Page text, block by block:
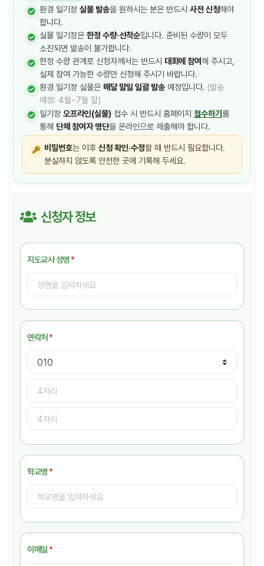
환경 일기장 실물 발송을 원하시는 분은 반드시 사전 신청해야
합니다.
실물 일기장은 한정 수량·선착순입니다. 준비된 수량이 모두
소진되면 발송이 불가합니다.
한정 수량 관계로 신청자께서는 반드시 대회에 참여해 주시고,
실제 참여 가능한 수량만 신청해 주시기 바랍니다.
환경 일기장 실물은 매달 말일 일괄 발송예정입니다. (발송
예정: 4월~7월 말)
일기장 오프라인(실물) 접수 시 반드시 홈페이지 접수하기를
통해 단체 참여자 명단을 온라인으로 제출해야 합니다.
비밀번호는 이후 신청 확인·수정할 때 반드시 필요합니다.
분실하지 않도록 안전한 곳에 기록해 두세요.
신청자 정보
지도교사 성명*
연락처*
학교명*
이메일*